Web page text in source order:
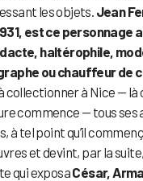
les objets. Jean
est ce personnage
haltérophile,
ou chauffeur de
collectionner à Nice — là
commence — tous ses
à tel point qu’il
et devint, par la
qui exposaCésar,